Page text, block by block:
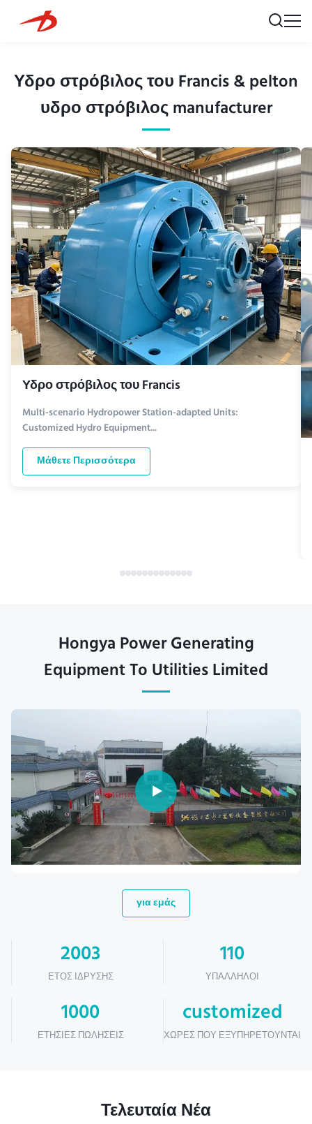
Υδρο στρόβιλος του Francis & pelton
υδρο στρόβιλος manufacturer
Υδρο στρόβιλος του Francis
Multi-scenario Hydropower Station-adapted Units:
Customized Hydro Equipment...
Μάθετε Περισσότερα
Hongya Power Generating
Equipment To Utilities Limited
για εμάς
2003
ΈΤΟΣ ΊΔΡΥΣΗΣ
110
ΥΠΆΛΛΗΛΟΙ
1000
ΕΤΉΣΙΕΣ ΠΩΛΉΣΕΙΣ
customized
ΧΏΡΕΣ ΠΟΥ ΕΞΥΠΗΡΕΤΟΎΝΤΑΙ
Τελευταία Νέα